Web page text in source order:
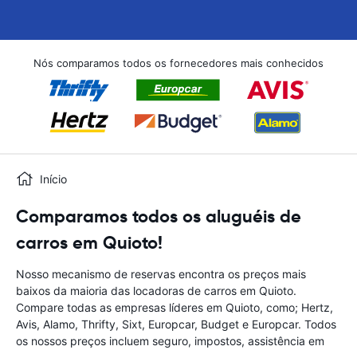
Nós comparamos todos os fornecedores mais conhecidos
Início
Comparamos todos os aluguéis de
carros em Quioto!
Nosso mecanismo de reservas encontra os preços mais
baixos da maioria das locadoras de carros em Quioto.
Compare todas as empresas líderes em Quioto, como; Hertz,
Avis, Alamo, Thrifty, Sixt, Europcar, Budget e Europcar. Todos
os nossos preços incluem seguro, impostos, assistência em